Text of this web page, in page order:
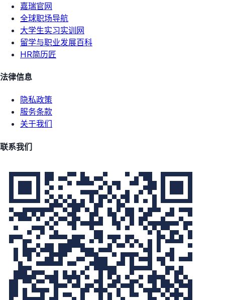
嘉瑞官网
全球职场导航
大学生实习实训网
留学与职业发展百科
HR简历匠
法律信息
隐私政策
服务条款
关于我们
联系我们